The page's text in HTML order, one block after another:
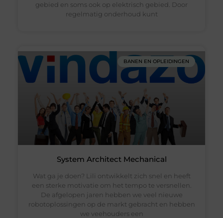
gebied en soms ook op elektrisch gebied. Door
regelmatig onderhoud kunt
BANEN EN OPLEIDINGEN
System Architect Mechanical
Wat ga je doen? Lili ontwikkelt zich snel en heeft
een sterke motivatie om het tempo te versnellen.
De afgelopen jaren hebben we veel nieuwe
robotoplossingen op de markt gebracht en hebben
we veehouders een